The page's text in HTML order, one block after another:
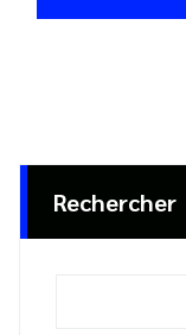
Rechercher